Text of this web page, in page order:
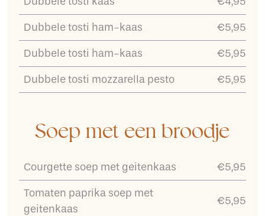
Dubbele tosti ham-kaas €5,95
Dubbele tosti ham-kaas €5,95
Dubbele tosti mozzarella pesto €5,95
Soep met een broodje
Courgette soep met geitenkaas €5,95
Tomaten paprika soep met
geitenkaas
€5,95